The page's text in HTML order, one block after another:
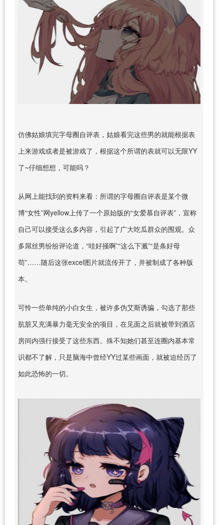
仿佛姑娘填完字母圈自评表，姑娘看完这些男的就能根据表
上来游戏或者是被游戏了，根据这个所谓的表就可以无限YY
了~仔细想想，可能吗？
从网上能找到的资料来看：所谓的字母圈自评表是某个微
博“女性”网yellow上传了一个原始版的“女爱慕自评表”，宣称
自己可以接受这么多内容，引起了广大吃瓜群众的围观。众
多屌丝男纷纷评论道，“哇好掻啊”“这么下溅”“是条好母
苟”……随后这张excel图片就流传开了，并被制成了各种版
本。
可怜一些单纯的小白女生，被许多伪艾斯诱骗，勾选了那些
肮脏又充满暴力毫无安全的项目，在见面之后就被带到酒店
房间内强行接受了这些东西。殊不知她们甚至连圈内基本常
识都不了解，只是脑海中曾经YY过某些画面，就被迫经历了
如此恐怖的一切。